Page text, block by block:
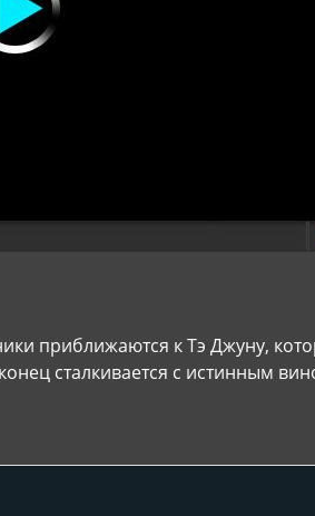
приближаются к Тэ Джуну,
сталкивается с истинным